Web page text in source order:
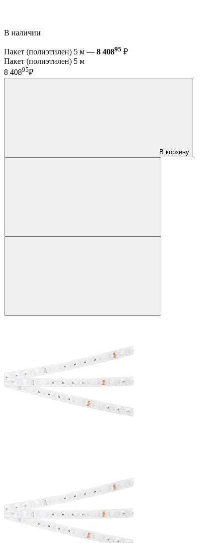
В наличии
Пакет (полиэтилен) 5 м — 8 40895 ₽
Пакет (полиэтилен) 5 м
8 40895₽
В корзину